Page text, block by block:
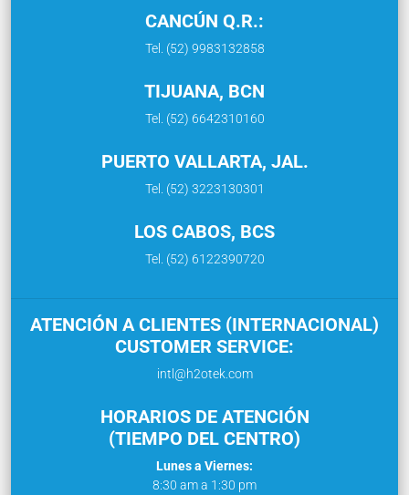
CANCÚN Q.R.:
Tel. (52) 9983132858
TIJUANA, BCN
Tel. (52) 6642310160
PUERTO VALLARTA, JAL.
Tel. (52) 3223130301
LOS CABOS, BCS
Tel. (52) 6122390720
ATENCIÓN A CLIENTES (INTERNACIONAL)
CUSTOMER SERVICE:
intl@h2otek.com
HORARIOS DE ATENCIÓN
(TIEMPO DEL CENTRO)
Lunes a Viernes:
8:30 am a 1:30 pm